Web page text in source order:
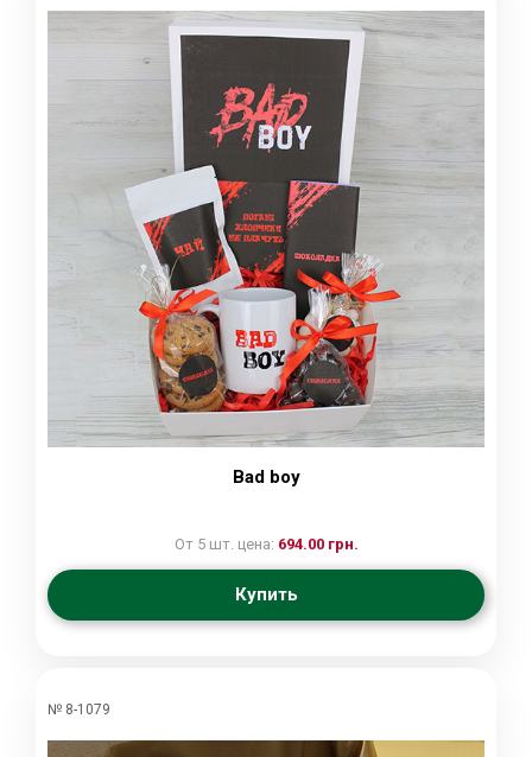
Bad boy
От 5 шт. цена: 694.00 грн.
Купить
№ 8-1079